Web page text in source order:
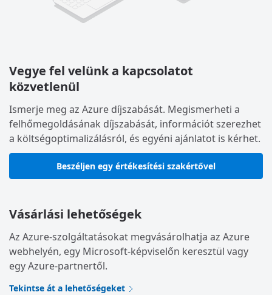
Vegye fel velünk a kapcsolatot
közvetlenül
Ismerje meg az Azure díjszabását. Megismerheti a
felhőmegoldásának díjszabását, információt szerezhet
a költségoptimalizálásról, és egyéni ajánlatot is kérhet.
Beszéljen egy értékesítési szakértővel
Vásárlási lehetőségek
Az Azure-szolgáltatásokat megvásárolhatja az Azure
webhelyén, egy Microsoft-képviselőn keresztül vagy
egy Azure-partnertől.
Tekintse át a lehetőségeket